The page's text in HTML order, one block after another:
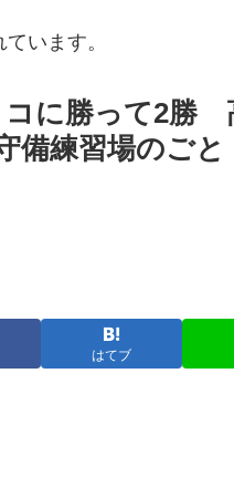
います。
に勝って2勝
備練習場のごと
はてブ